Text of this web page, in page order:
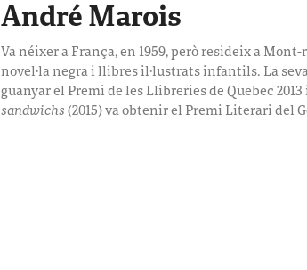
André Marois
Va néixer a França, en 1959, però resideix a
novel·la negra i llibres il·lustrats infantils. La
guanyar el Premi de les Llibreries de Quebec
sandwichs (2015) va obtenir el Premi Literari del